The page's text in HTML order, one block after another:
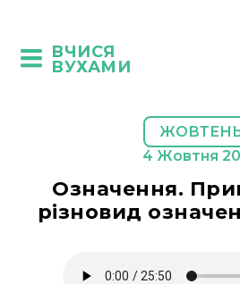
ВЧИСЯ
ВУХАМИ
4 Жовтня
Означення.
різновид